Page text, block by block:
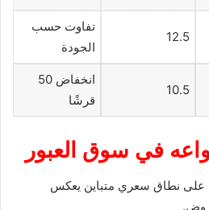
12.5
تفاوت حسب
الجودة
10.5
انخفاض 50
قرشًا
في سوق العبور
على نطاق سعري متباين يعكس